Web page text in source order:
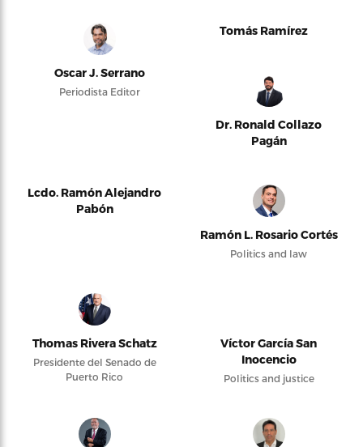
Oscar J. Serrano
Periodista Editor
Tomás Ramírez
Dr. Ronald Collazo
Pagán
Lcdo. Ramón Alejandro
Pabón
Ramón L. Rosario Cortés
Politics and law
Thomas Rivera Schatz
Presidente del Senado de
Puerto Rico
Víctor García San
Inocencio
Politics and justice